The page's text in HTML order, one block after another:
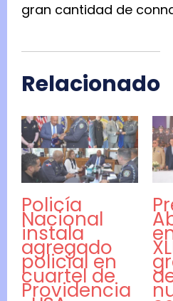
gran cantidad de
Relacionado
Policía
Nacional
instala
agregado
policial en
cuartel de
Providencia